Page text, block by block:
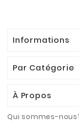
Informations
Par Catégorie
À Propos
Qui sommes-